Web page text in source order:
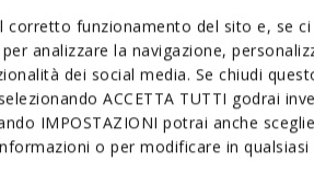
corretto funzionamento del sito e, se
analizzare la navigazione,
dei social media. Se chiudi
ACCETTA TUTTI godrai
IMPOSTAZIONI potrai anche
o per modificare in
Geox.biz
Investors